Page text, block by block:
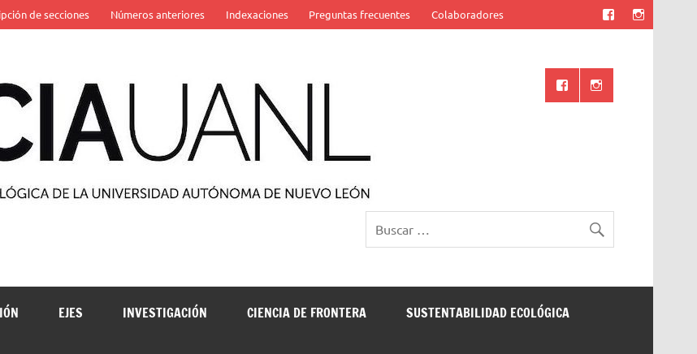
de secciones Números anteriores Indexaciones Preguntas frecuentes Colaboradores
Ciencia UANL
EJES INVESTIGACIÓN CIENCIA DE FRONTERA SUSTENTABILIDAD ECOLÓGICA